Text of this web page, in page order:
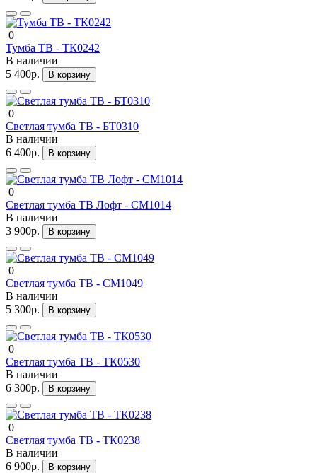
0
Тумба ТВ - ТК0242
В наличии
5 400р.
В корзину
0
Светлая тумба ТВ - БТ0310
В наличии
6 400р.
В корзину
0
Светлая тумба ТВ Лофт - СМ1014
В наличии
3 900р.
В корзину
0
Светлая тумба ТВ - СМ1049
В наличии
5 300р.
В корзину
0
Светлая тумба ТВ - ТК0530
В наличии
6 300р.
В корзину
0
Светлая тумба ТВ - ТК0238
В наличии
6 900р.
В корзину